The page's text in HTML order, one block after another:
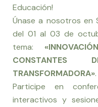
Educación!
Únase a nosotros en
del 01 al 03 de
tema:
CONSTANTES
TRANSFORMADORA».
Participe en
interactivos y